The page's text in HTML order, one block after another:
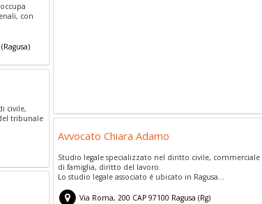
con
(Ragusa)
civile,
tribunale
Avvocato Chiara Adamo
Studio legale specializzato nel diritto civile, commerciale
di famiglia, diritto del lavoro.
Lo studio legale associato é ubicato in Ragusa...
Via Roma, 200 CAP 97100 Ragusa (Rg)